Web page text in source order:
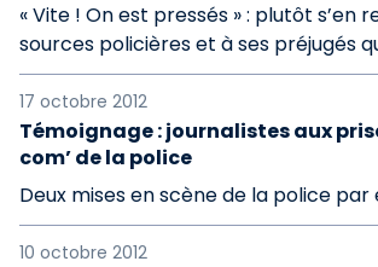
« Vite ! On est pressés » : plutôt s’en
sources policières et à ses préjugés
17 octobre 2012
Témoignage : journalistes aux
com’ de la police
Deux mises en scène de la police
10 octobre 2012